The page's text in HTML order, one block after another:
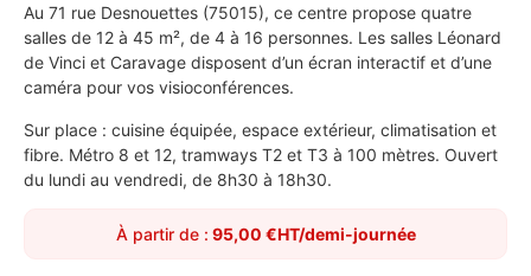
Au 71 rue Desnouettes (75015), ce centre propose quatre
salles de 12 à 45 m², de 4 à 16 personnes. Les salles Léonard
de Vinci et Caravage disposent d’un écran interactif et d’une
caméra pour vos visioconférences.
Sur place : cuisine équipée, espace extérieur, climatisation et
fibre. Métro 8 et 12, tramways T2 et T3 à 100 mètres. Ouvert
du lundi au vendredi, de 8h30 à 18h30.
À partir de : 95,00 €HT/demi-journée